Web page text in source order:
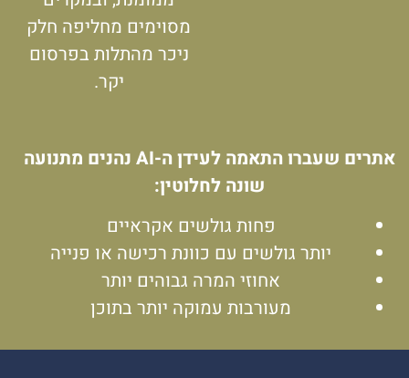
מסוימים מחליפה חלק
ניכר מהתלות בפרסום
יקר.
אתרים שעברו התאמה לעידן ה-AI נהנים מתנועה
שונה לחלוטין:
פחות גולשים אקראיים
יותר גולשים עם כוונת רכישה או פנייה
אחוזי המרה גבוהים יותר
מעורבות עמוקה יותר בתוכן